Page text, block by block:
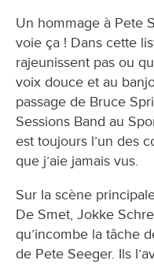
Un hommage à Pete
voie ça ! Dans cette
rajeunissent pas ou
voix douce et au
passage de Bruce
Sessions Band au
est toujours l’un des
que j’aie jamais vus.
Sur la scène
De Smet, Jokke
qu’incombe la tâche
de Pete Seeger. Ils